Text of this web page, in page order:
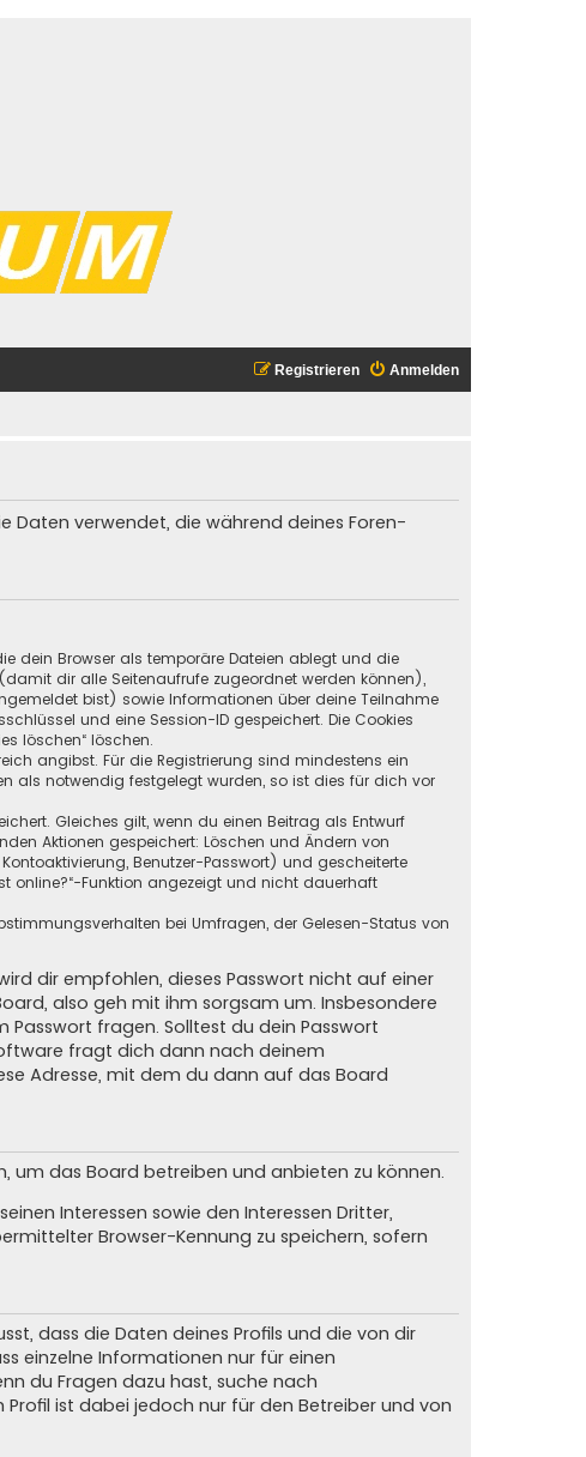
Anmelden
Registrieren
Daten verwendet, die während deines Foren-
dein Browser als temporäre Dateien ablegt und die
dir alle Seitenaufrufe zugeordnet werden können),
bist) sowie Informationen über deine Teilnahme
und eine Session-ID gespeichert. Die Cookies
löschen“ löschen.
angibst. Für die Registrierung sind mindestens ein
als notwendig festgelegt wurden, so ist dies für dich vor
Gleiches gilt, wenn du einen Beitrag als Entwurf
Aktionen gespeichert: Löschen und Ändern von
Benutzer-Passwort) und gescheiterte
online?“-Funktion angezeigt und nicht dauerhaft
bei Umfragen, der Gelesen-Status von
dir empfohlen, dieses Passwort nicht auf einer
also geh mit ihm sorgsam um. Insbesondere
fragen. Solltest du dein Passwort
fragt dich dann nach deinem
Adresse, mit dem du dann auf das Board
um das Board betreiben und anbieten zu können.
Interessen sowie den Interessen Dritter,
Browser-Kennung zu speichern, sofern
dass die Daten deines Profils und die von dir
einzelne Informationen nur für einen
du Fragen dazu hast, suche nach
ist dabei jedoch nur für den Betreiber und von